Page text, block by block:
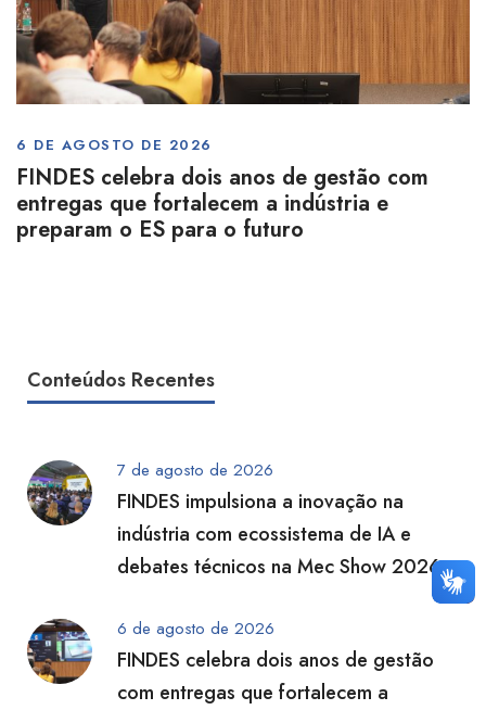
6 DE AGOSTO DE 2026
FINDES celebra dois anos de gestão com
entregas que fortalecem a indústria e
preparam o ES para o futuro
Conteúdos Recentes
7 de agosto de 2026
FINDES impulsiona a inovação na
indústria com ecossistema de IA e
debates técnicos na Mec Show 2026
6 de agosto de 2026
FINDES celebra dois anos de gestão
com entregas que fortalecem a